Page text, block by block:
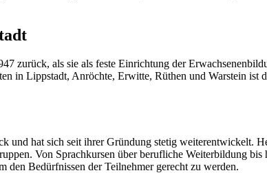
zurück, als sie als feste Einrichtung der
in Lippstadt, Anröchte, Erwitte, Rüthen und Warstein ist
hat sich seit ihrer Gründung stetig weiterentwickelt.
Von Sprachkursen über berufliche Weiterbildung
den Bedürfnissen der Teilnehmer gerecht zu werden.